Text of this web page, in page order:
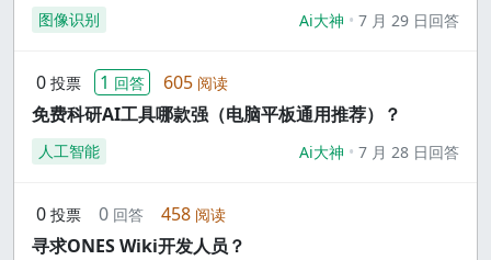
图像识别 Ai大神 7 月 29 日回答
0 投票 1 回答 605 阅读
免费科研AI工具哪款强（电脑平板通用推荐）？
人工智能 Ai大神 7 月 28 日回答
0 投票 0 回答 458 阅读
寻求ONES Wiki开发人员？